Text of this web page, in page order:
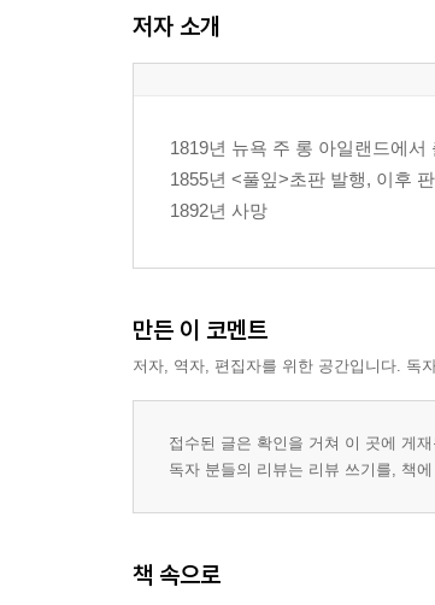
28. 생각
29. 생각
32. 좌절한 유럽의 혁명가에게
33. 법정에서 재판받는 중범
34. 어느 싸구려 창부에게
37. 첫 민들레
저자 소개
1819년 뉴욕 주 롱 아일랜드에서
1855년 <풀잎>초판 발행, 이후
1892년 사망
만든 이 코멘트
저자, 역자, 편집자를 위한 공간입니다. 독
접수된 글은 확인을 거쳐 이 곳에 게
독자 분들의 리뷰는 리뷰 쓰기를, 책
책 속으로